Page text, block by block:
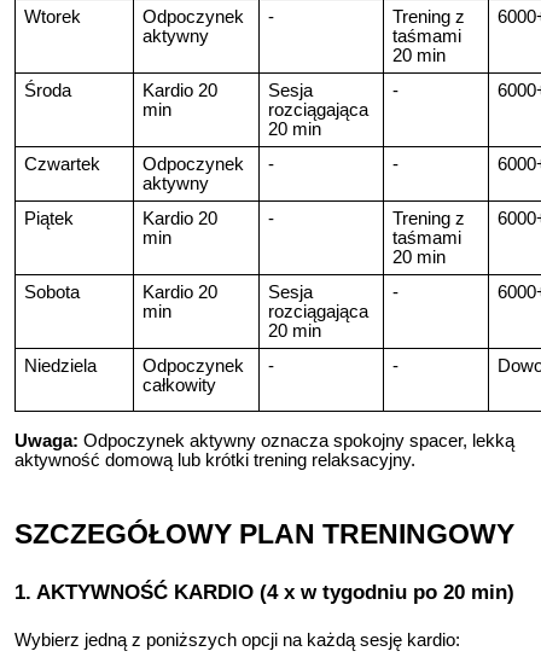
Wtorek
Odpoczynek
aktywny
-
Trening z
taśmami
20 min
Środa
Kardio 20
min
Sesja
rozciągająca
20 min
-
Czwartek
Odpoczynek
aktywny
- -
Piątek
Kardio 20
min
-
Trening z
taśmami
20 min
Sobota
Kardio 20
min
Sesja
rozciągająca
20 min
-
Niedziela
Odpoczynek
całkowity
- -
Uwaga: Odpoczynek aktywny oznacza spokojny spacer, lekką
aktywność domową lub krótki trening relaksacyjny.
SZCZEGÓŁOWY PLAN TRENINGOWY
1. AKTYWNOŚĆ KARDIO (4 x w tygodniu po 20 min)
Wybierz jedną z poniższych opcji na każdą sesję kardio: